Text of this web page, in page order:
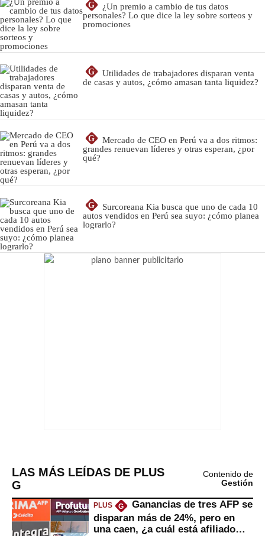
G
¿Un premio a cambio de tus datos
personales? Lo que dice la ley sobre sorteos y
promociones
G
Utilidades de trabajadores disparan venta
de casas y autos, ¿cómo amasan tanta liquidez?
G
Mercado de CEO en Perú va a dos ritmos:
grandes renuevan líderes y otras esperan, ¿por
qué?
G
Surcoreana Kia busca que uno de cada 10
autos vendidos en Perú sea suyo: ¿cómo planea
lograrlo?
LAS MÁS LEÍDAS DE PLUS
G
Contenido de
Gestión
PLUS G
Ganancias de tres AFP se
disparan más de 24%, pero en
una caen, ¿a cuál está afiliado